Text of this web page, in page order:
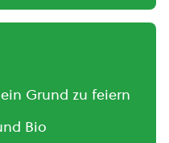
ein Grund zu feiern
Bio